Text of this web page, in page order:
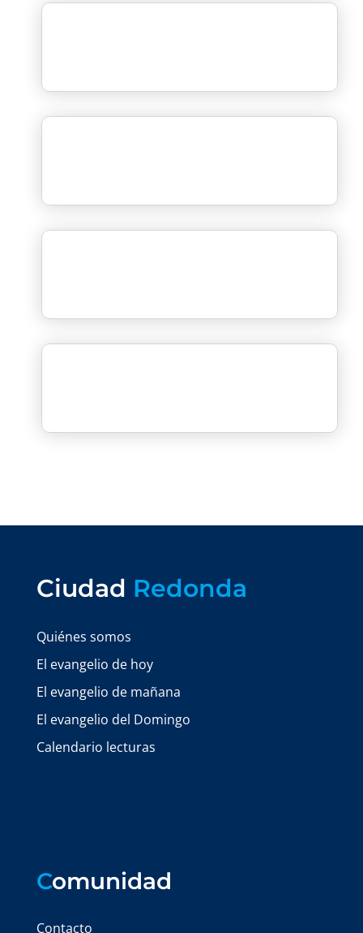
Ciudad Redonda
Quiénes somos
El evangelio de hoy
El evangelio de mañana
El evangelio del Domingo
Calendario lecturas
Comunidad
Contacto